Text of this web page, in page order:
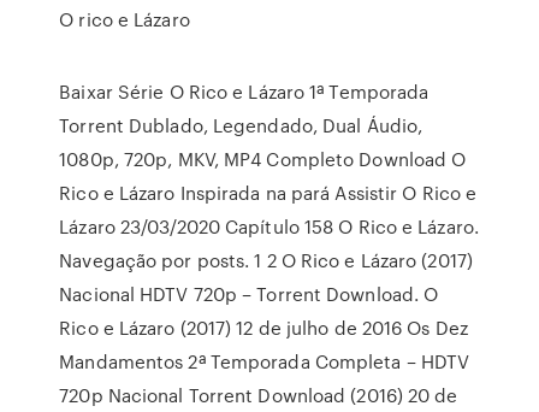
O rico e Lázaro
Baixar Série O Rico e Lázaro 1ª Temporada
Torrent Dublado, Legendado, Dual Áudio,
1080p, 720p, MKV, MP4 Completo Download O
Rico e Lázaro Inspirada na pará Assistir O Rico e
Lázaro 23/03/2020 Capítulo 158 O Rico e Lázaro.
Navegação por posts. 1 2 O Rico e Lázaro (2017)
Nacional HDTV 720p – Torrent Download. O
Rico e Lázaro (2017) 12 de julho de 2016 Os Dez
Mandamentos 2ª Temporada Completa – HDTV
720p Nacional Torrent Download (2016) 20 de